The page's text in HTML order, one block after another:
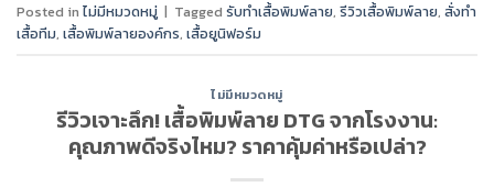
Posted in ไม่มีหมวดหมู่ | Tagged รับทำเสื้อพิมพ์ลาย, รีวิวเสื้อพิมพ์ลาย, สั่งทำ
เสื้อทีม, เสื้อพิมพ์ลายองค์กร, เสื้อยูนิฟอร์ม
ไม่มีหมวดหมู่
รีวิวเจาะลึก! เสื้อพิมพ์ลาย DTG จากโรงงาน:
คุณภาพดีจริงไหม? ราคาคุ้มค่าหรือเปล่า?